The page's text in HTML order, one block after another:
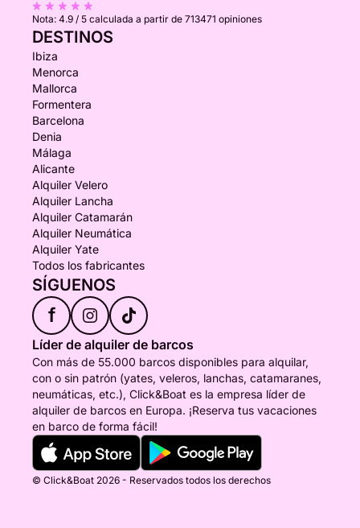
Nota: 4.9 / 5 calculada a partir de 713471 opiniones
DESTINOS
Ibiza
Menorca
Mallorca
Formentera
Barcelona
Denia
Málaga
Alicante
Alquiler Velero
Alquiler Lancha
Alquiler Catamarán
Alquiler Neumática
Alquiler Yate
Todos los fabricantes
SÍGUENOS
f
Líder de alquiler de barcos
Con más de 55.000 barcos disponibles para alquilar,
con o sin patrón (yates, veleros, lanchas, catamaranes,
neumáticas, etc.), Click&Boat es la empresa líder de
alquiler de barcos en Europa. ¡Reserva tus vacaciones
en barco de forma fácil!
© Click&Boat 2026 - Reservados todos los derechos